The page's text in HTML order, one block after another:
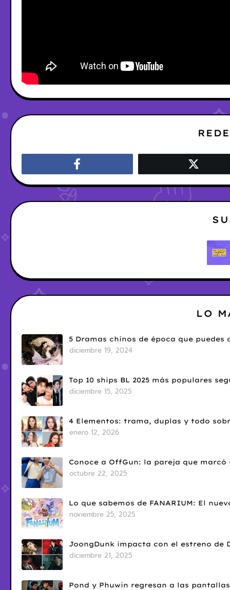
LO
5 Dramas chinos de época que
diciembre 19, 2024
Top 10 ships BL 2025 más populares
diciembre 15, 2025
4 Elementos: trama, duplas y todo
enero 12, 2026
Conoce a OffGun: la pareja que
octubre 22, 2025
Lo que sabemos de FANARIUM: El
noviembre 25, 2025
JoongDunk impacta con el estreno de
diciembre 21, 2025
Pond y Phuwin regresan a las